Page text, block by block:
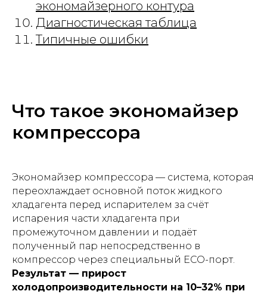
экономайзерного контура
Диагностическая таблица
Типичные ошибки
Что такое экономайзер
компрессора
Экономайзер компрессора — система, которая
переохлаждает основной поток жидкого
хладагента перед испарителем за счёт
испарения части хладагента при
промежуточном давлении и подаёт
полученный пар непосредственно в
компрессор через специальный ECO-порт.
Результат — прирост
холодопроизводительности на 10–32% при